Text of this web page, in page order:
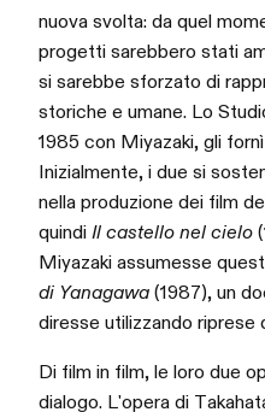
nuova svolta: da quel
progetti sarebbero stati
si sarebbe sforzato di
storiche e umane. Lo
1985 con Miyazaki, gli
Inizialmente, i due si
nella produzione dei film
quindi Il castello nel cielo
Miyazaki assumesse
di Yanagawa (1987), un
diresse utilizzando riprese
Di film in film, le loro due
dialogo. L'opera di